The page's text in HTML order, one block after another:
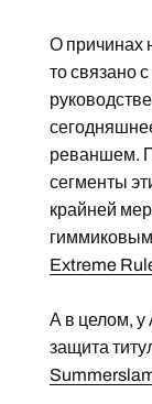
О причинах
то связано
реваншем.
сегменты
крайней
Extreme
А в целом, у
защита